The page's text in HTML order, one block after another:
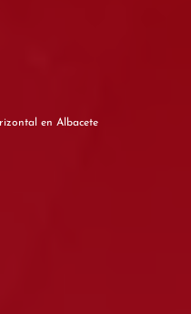
Derecho Inmobiliario y Propiedad Horizontal en Albacete